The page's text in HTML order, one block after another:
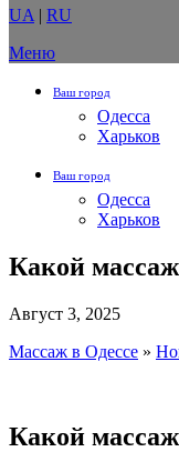
UA | RU
Меню
Ваш город
Одесса
Харьков
Ваш город
Одесса
Харьков
Какой
Август 3, 2025
Массаж в Одессе »
Какой